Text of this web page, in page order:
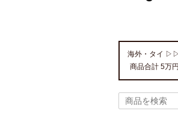
海外・タイ
商品合計 5万